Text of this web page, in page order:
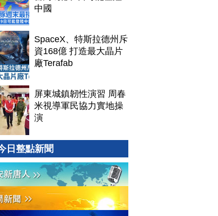
中國
SpaceX、特斯拉德州斥
資168億 打造最大晶片
廠Terafab
屏東城鎮韌性演習 周春
米視導軍民協力實地操
演
日整點新聞